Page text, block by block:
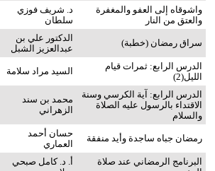
واشوقاه إلى العفو والمغفرة
والعتق من النار
د. شريف فوزي
سلطان
سراق رمضان (خطبة)
الدكتور علي بن
عبدالعزيز الشبل
الدرس الرابع: ثمرات قيام
الليل(2)
السيد مراد سلامة
الدرس الرابع: آية الكرسي وسنة
الاقتداء بالرسول عليه الصلاة
والسلام
محمد بن سند
الزهراني
رمضان جباه ساجدة وأيد منفقة
حسان أحمد
العماري
البرنامج الرمضاني عند صلاة
أ. د. كامل صبحي